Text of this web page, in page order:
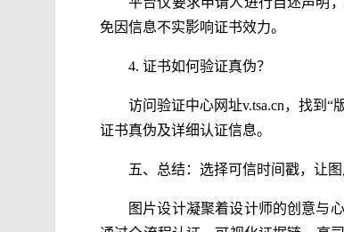
免因信息不实影响证书效力。
4. 证书如何验证真伪？
访问验证中心网址v.tsa.cn，找到
证书真伪及详细认证信息。
五、总结：选择可信时间戳，让
图片设计凝聚着设计师的创意与